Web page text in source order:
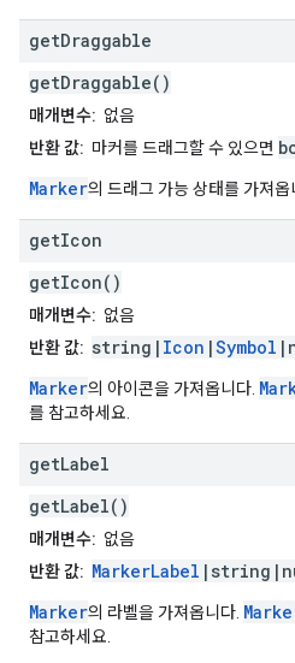
getDraggable
getDraggable()
매개변수: 없음
반환 값: 마커를 드래그할 수 있으면
Marker의 드래그 가능 상태를 가져옵
getIcon
getIcon()
매개변수: 없음
반환 값: string| Icon |Symbol
Marker의 아이콘을 가져옵니다.
를 참고하세요.
getLabel
getLabel()
매개변수: 없음
반환 값: MarkerLabel
Marker의 라벨을 가져옵니다.
참고하세요.